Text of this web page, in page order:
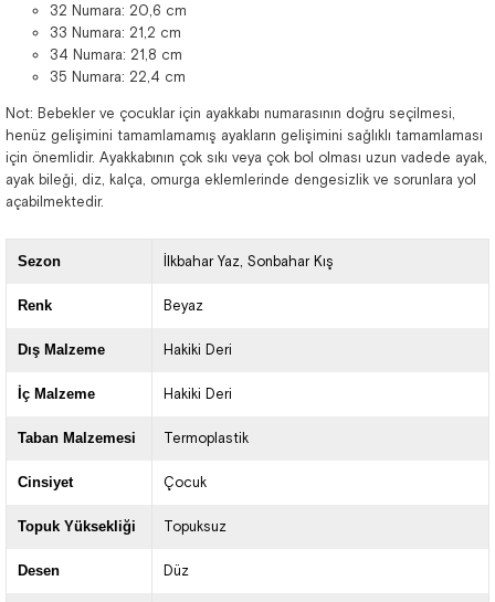
32 Numara: 20,6 cm
33 Numara: 21,2 cm
34 Numara: 21,8 cm
35 Numara: 22,4 cm
Not: Bebekler ve çocuklar için ayakkabı numarasının doğru seçilmesi,
henüz gelişimini tamamlamamış ayakların gelişimini sağlıklı tamamlaması
için önemlidir. Ayakkabının çok sıkı veya çok bol olması uzun vadede ayak,
ayak bileği, diz, kalça, omurga eklemlerinde dengesizlik ve sorunlara yol
açabilmektedir.
Sezon İlkbahar Yaz Sonbahar Kış
Renk Beyaz
Dış Malzeme Hakiki Deri
İç Malzeme Hakiki Deri
Taban Malzemesi Termoplastik
Cinsiyet Çocuk
Topuk Yüksekliği Topuksuz
Desen Düz